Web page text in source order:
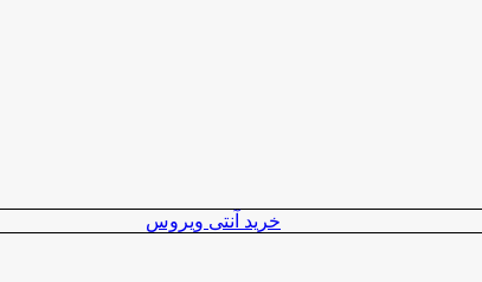
خرید آنتی ویروس